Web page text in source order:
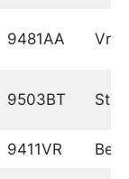
9481AA
9503BT
9411VR